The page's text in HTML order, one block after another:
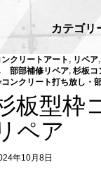
カテゴリ
ンクリートアート , リペア
部部補修リペア, 杉板
ンクリート打ち放し・
板型枠
ペア
年10月8日